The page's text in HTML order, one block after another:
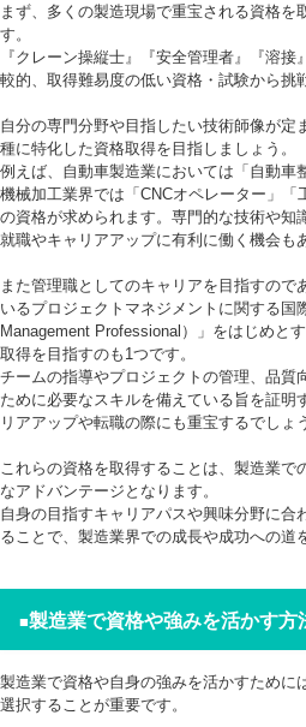
まず、多くの製造現場で重宝される資格を
す。
『クレーン操縦士』『安全管理者』『溶
較的、取得難易度の低い資格・試験から挑
自分の専門分野や目指したい技術師像が定
種に特化した資格取得を目指しましょう。
例えば、自動車製造業においては「自動車
機械加工業界では「CNCオペレーター」
の資格が求められます。専門的な技術や知
就職やキャリアアップに有利に働く機会も
また管理職としてのキャリアを目指すので
いるプロジェクトマネジメントに関する国
Management Professional）」をはじめと
取得を目指すのも1つです。
チームの指導やプロジェクトの管理、品質
ために必要なスキルを備えている旨を証明
リアアップや転職の際にも重宝するでしょ
これらの資格を取得することは、製造業で
なアドバンテージとなります。
自身の目指すキャリアパスや興味分野に合
ることで、製造業界での成長や成功への道
■製造業で資格や強みを活かす方
製造業で資格や自身の強みを活かすために
選択することが重要です。